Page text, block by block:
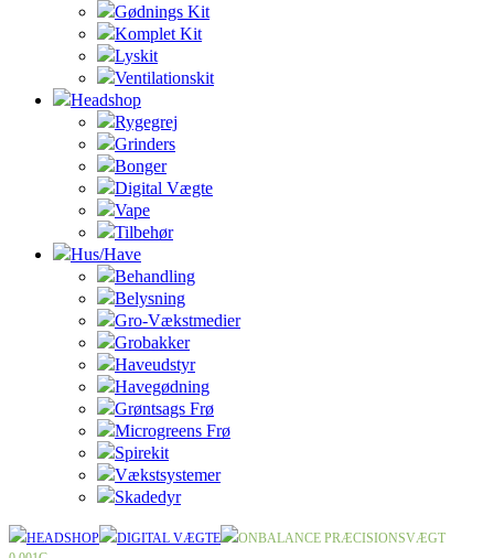
Gødnings Kit
Komplet Kit
Lyskit
Ventilationskit
Headshop
Rygegrej
Grinders
Bonger
Digital Vægte
Vape
Tilbehør
Hus/Have
Behandling
Belysning
Gro-Vækstmedier
Grobakker
Haveudstyr
Havegødning
Grøntsags Frø
Microgreens Frø
Spirekit
Vækstsystemer
Skadedyr
HEADSHOP DIGITAL VÆGTE
ONBALANCE PRÆCISIONSVÆGT